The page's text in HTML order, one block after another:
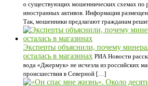
о существующих мошеннических схемах по
иностранных активов. Информация
Так, мошенники предлагают гражданам
Эксперты объяснили, почему
осталась в магазинах РИА Новости
вода «Джермук» не исчезла из российских
происшествия в Северной […]